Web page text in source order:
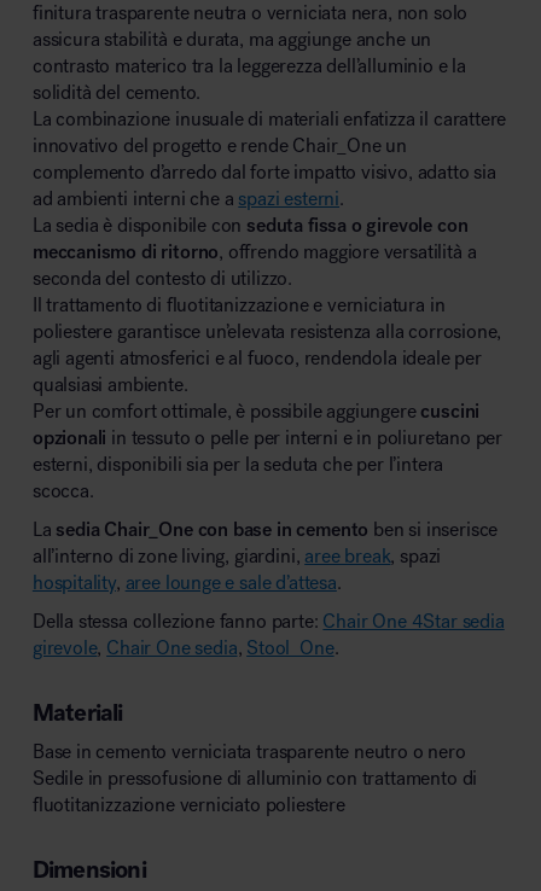
finitura trasparente neutra o verniciata nera, non solo
assicura stabilità e durata, ma aggiunge anche un
contrasto materico tra la leggerezza dell’alluminio e la
solidità del cemento.
La combinazione inusuale di materiali enfatizza il carattere
innovativo del progetto e rende Chair_One un
complemento d’arredo dal forte impatto visivo, adatto sia
ad ambienti interni che a spazi esterni.
La sedia è disponibile con seduta fissa o girevole con
meccanismo di ritorno, offrendo maggiore versatilità a
seconda del contesto di utilizzo.
Il trattamento di fluotitanizzazione e verniciatura in
poliestere garantisce un’elevata resistenza alla corrosione,
agli agenti atmosferici e al fuoco, rendendola ideale per
qualsiasi ambiente.
Per un comfort ottimale, è possibile aggiungere cuscini
opzionali in tessuto o pelle per interni e in poliuretano per
esterni, disponibili sia per la seduta che per l’intera
scocca.
La sedia Chair_One con base in cemento ben si inserisce
all’interno di zone living, giardini, aree break, spazi
hospitality, aree lounge e sale d’attesa.
Della stessa collezione fanno parte: Chair One 4Star sedia
girevole, Chair One sedia, Stool_One.
Materiali
Base in cemento verniciata trasparente neutro o nero
Sedile in pressofusione di alluminio con trattamento di
fluotitanizzazione verniciato poliestere
Dimensioni